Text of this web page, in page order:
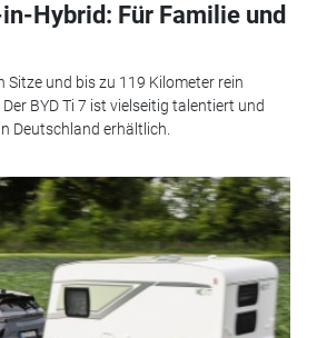
Hybrid: Für Familie und
Sitze und bis zu 119 Kilometer rein
BYD Ti 7 ist vielseitig talentiert und
Deutschland erhältlich.